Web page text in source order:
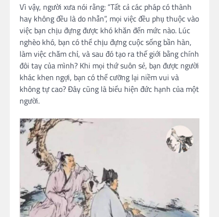
Vì vậy, người xưa nói rằng: “Tất cả các pháp có thành
hay không đều là do nhẫn”, mọi việc đều phụ thuộc vào
việc bạn chịu đựng được khó khăn đến mức nào. Lúc
nghèo khó, bạn có thể chịu đựng cuộc sống bần hàn,
làm việc chăm chỉ, và sau đó tạo ra thế giới bằng chính
đôi tay của mình? Khi mọi thứ suôn sẻ, bạn được người
khác khen ngợi, bạn có thể cưỡng lại niềm vui và
không tự cao? Đây cũng là biểu hiện đức hạnh của một
người.